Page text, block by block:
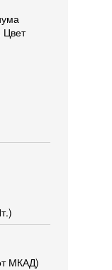
Цвет
МКАД)